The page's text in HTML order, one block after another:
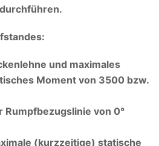
und maximales
Moment von 3500 bzw.
Rumpfbezugslinie von 0°
(kurzzeitige) statische